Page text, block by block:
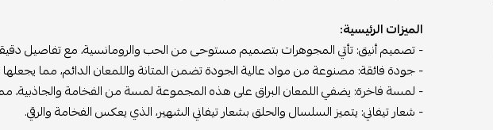
الميزات الرئيسية:
- تصميم أنيق: تأتي المجوهرات بتصميم مستوحى من الحب والرومانسية، مع تفاصيل
- جودة فائقة: مصنوعة من مواد عالية الجودة تضمن المتانة واللمعان الدائم، مما
- لمسة فاخرة: يضفي اللمعان البراق على هذه المجموعة لمسة من الفخامة والجاذبية، مما
- شعار تيفاني: يتميز السلسال والحلق بشعار تيفاني الشهير، الذي يعكس الفخامة والرقي.